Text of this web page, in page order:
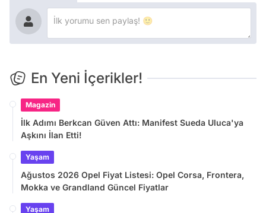
En Yeni İçerikler!
Magazin
İlk Adımı Berkcan Güven Attı: Manifest Sueda Uluca'ya
Aşkını İlan Etti!
Yaşam
Ağustos 2026 Opel Fiyat Listesi: Opel Corsa, Frontera,
Mokka ve Grandland Güncel Fiyatlar
Yaşam